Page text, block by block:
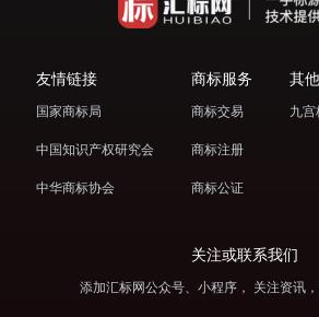
友情链接
国家商标局
中国知识产权研究会
中华商标协会
商标服务
商标交易
商标注册
商标公证
其
九宫
关注或联系我们
添加汇标网公众号、小程序， 关注资讯，